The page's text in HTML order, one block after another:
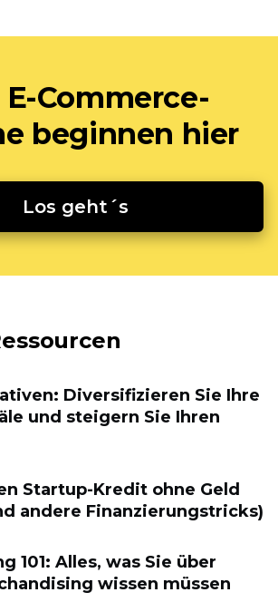
E-Commerce-
beginnen hier
Los geht´s
Diversifizieren Sie Ihre
und steigern Sie Ihren
Startup-Kredit ohne Geld
andere Finanzierungstricks)
101: Alles, was Sie über
wissen müssen